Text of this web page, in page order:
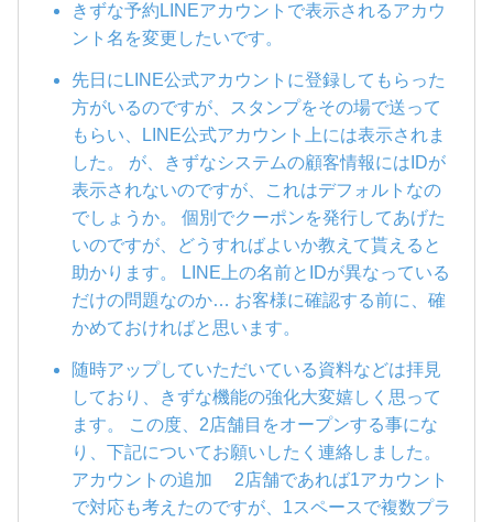
きずな予約LINEアカウントで表示されるアカウ
ント名を変更したいです。
先日にLINE公式アカウントに登録してもらった
方がいるのですが、スタンプをその場で送って
もらい、LINE公式アカウント上には表示されま
した。 が、きずなシステムの顧客情報にはIDが
表示されないのですが、これはデフォルトなの
でしょうか。 個別でクーポンを発行してあげた
いのですが、どうすればよいか教えて貰えると
助かります。 LINE上の名前とIDが異なっている
だけの問題なのか… お客様に確認する前に、確
かめておければと思います。
随時アップしていただいている資料などは拝見
しており、きずな機能の強化大変嬉しく思って
ます。 この度、2店舗目をオープンする事にな
り、下記についてお願いしたく連絡しました。
アカウントの追加 2店舗であれば1アカウント
で対応も考えたのですが、1スペースで複数プラ